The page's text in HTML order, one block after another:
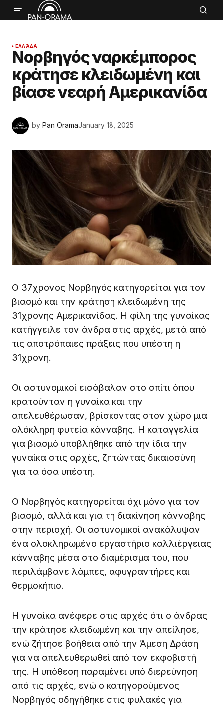
ΕΛΛΆΔΑ
Νορβηγός ναρκέμπορος
κράτησε κλειδωμένη και
βίασε νεαρή Αμερικανίδα
by Pan OramaJanuary 18, 2025
Ο 37χρονος Νορβηγός κατηγορείται για τον
βιασμό και την κράτηση κλειδωμένη της
31χρονης Αμερικανίδας. Η φίλη της γυναίκας
κατήγγειλε τον άνδρα στις αρχές, μετά από
τις αποτρόπαιες πράξεις που υπέστη η
31χρονη.
Οι αστυνομικοί εισάβαλαν στο σπίτι όπου
κρατούνταν η γυναίκα και την
απελευθέρωσαν, βρίσκοντας στον χώρο μια
ολόκληρη φυτεία κάνναβης. Η καταγγελία
για βιασμό υποβλήθηκε από την ίδια την
γυναίκα στις αρχές, ζητώντας δικαιοσύνη
για τα όσα υπέστη.
Ο Νορβηγός κατηγορείται όχι μόνο για τον
βιασμό, αλλά και για τη διακίνηση κάνναβης
στην περιοχή. Οι αστυνομικοί ανακάλυψαν
ένα ολοκληρωμένο εργαστήριο καλλιέργειας
κάνναβης μέσα στο διαμέρισμα του, που
περιλάμβανε λάμπες, αφυγραντήρες και
θερμοκήπιο.
Η γυναίκα ανέφερε στις αρχές ότι ο άνδρας
την κράτησε κλειδωμένη και την απείλησε,
ενώ ζήτησε βοήθεια από την Άμεση Δράση
για να απελευθερωθεί από τον εκφοβιστή
της. Η υπόθεση παραμένει υπό διερεύνηση
από τις αρχές, ενώ ο κατηγορούμενος
Νορβηγός οδηγήθηκε στις φυλακές για